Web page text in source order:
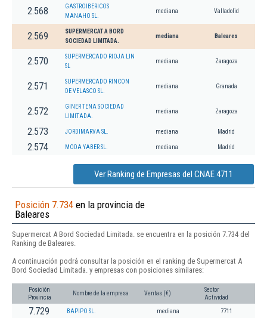
2.568
GASTROIBERICOS
MANAHO SL.
mediana Valladolid
2.569
SUPERMERCAT A BORD
SOCIEDAD LIMITADA.
mediana Baleares
2.570
SUPERMERCADO RIOJA LIN
SL
mediana Zaragoza
2.571
SUPERMERCADO RINCON
DE VELASCO SL.
mediana Granada
2.572
GINER TENA SOCIEDAD
LIMITADA.
mediana Zaragoza
2.573 JORDIMARVA SL. mediana Madrid
2.574 MODA YABER SL. mediana Madrid
Ver Ranking de Empresas del CNAE 4711
Posición 7.734 en la provincia de
Baleares
Supermercat A Bord Sociedad Limitada. se encuentra en la posición 7.734 del
Ranking de Baleares.
A continuación podrá consultar la posición en el ranking de Supermercat A
Bord Sociedad Limitada. y empresas con posiciones similares:
Posición
Provincia
Nombre de la empresa Ventas (€)
Sector
Actividad
7.729 BAPIPO SL. mediana 7711